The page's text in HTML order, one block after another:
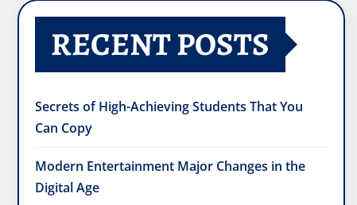
RECENT POSTS
Secrets of High-Achieving Students That You
Can Copy
Modern Entertainment Major Changes in the
Digital Age